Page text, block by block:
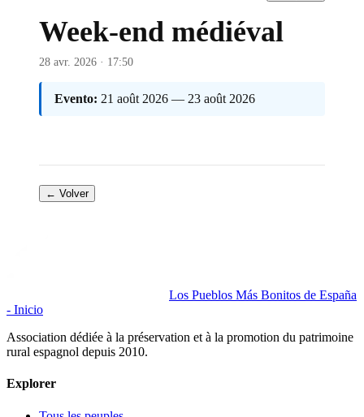
Week-end médiéval
28 avr. 2026 · 17:50
Evento: 21 août 2026 — 23 août 2026
← Volver
Los Pueblos Más Bonitos de España
- Inicio
Association dédiée à la préservation et à la promotion du patrimoine
rural espagnol depuis 2010.
Explorer